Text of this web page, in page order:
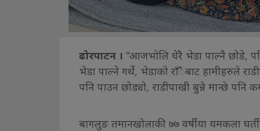
ढोरपाटन । “आजभोलि धेरै भेडा पाल्नै छोडे,
भेडा पाल्ने गर्थे, भेडाको राँैबाट हामीहरुले
पनि पाउन छोड्यो, राडीपाखी बुन्ने मान्छे पनि
बागलुङ तमानखोलाकी ७७ वर्षीया यमकला